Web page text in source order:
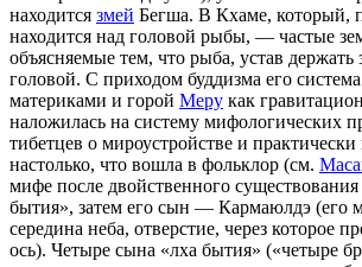
находится змей Бегша. В Кхаме, который,
находится над головой рыбы, — частые
объясняемые тем, что рыба, устав держать
головой. С приходом буддизма его
материками и горой Меру как
наложилась на систему мифологических
тибетцев о мироустройстве и практически
настолько, что вошла в фольклор (см.
мифе после двойственного существования
бытия», затем его сын — Кармаюлдэ (его
середина неба, отверстие, через которое
ось). Четыре сына «лха бытия» («четыре